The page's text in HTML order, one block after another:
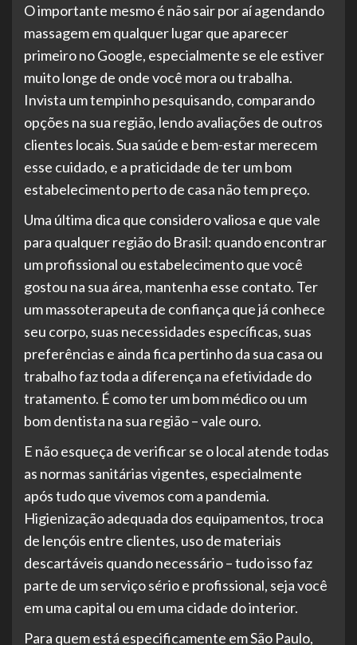
O importante mesmo é não sair por aí agendando
massagem em qualquer lugar que aparecer
primeiro no Google, especialmente se ele estiver
muito longe de onde você mora ou trabalha.
Invista um tempinho pesquisando, comparando
opções na sua região, lendo avaliações de outros
clientes locais. Sua saúde e bem-estar merecem
esse cuidado, e a praticidade de ter um bom
estabelecimento perto de casa não tem preço.
Uma última dica que considero valiosa e que vale
para qualquer região do Brasil: quando encontrar
um profissional ou estabelecimento que você
gostou na sua área, mantenha esse contato. Ter
um massoterapeuta de confiança que já conhece
seu corpo, suas necessidades específicas, suas
preferências e ainda fica pertinho da sua casa ou
trabalho faz toda a diferença na efetividade do
tratamento. É como ter um bom médico ou um
bom dentista na sua região – vale ouro.
E não esqueça de verificar se o local atende todas
as normas sanitárias vigentes, especialmente
após tudo que vivemos com a pandemia.
Higienização adequada dos equipamentos, troca
de lençóis entre clientes, uso de materiais
descartáveis quando necessário – tudo isso faz
parte de um serviço sério e profissional, seja você
em uma capital ou em uma cidade do interior.
Para quem está especificamente em São Paulo,